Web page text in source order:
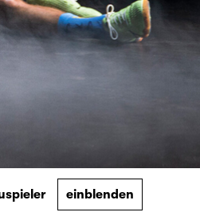
einblenden